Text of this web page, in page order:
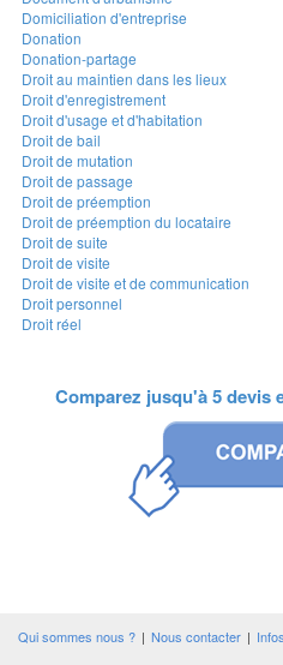
Domiciliation d'entreprise
Donation
Donation-partage
Droit au maintien dans les lieux
Droit d'enregistrement
Droit d'usage et d'habitation
Droit de bail
Droit de mutation
Droit de passage
Droit de préemption
Droit de préemption du locataire
Droit de suite
Droit de visite
Droit de visite et de communication
Droit personnel
Droit réel
Comparez jusqu'à 5 devis
Qui sommes nous ? | Nous contacter |